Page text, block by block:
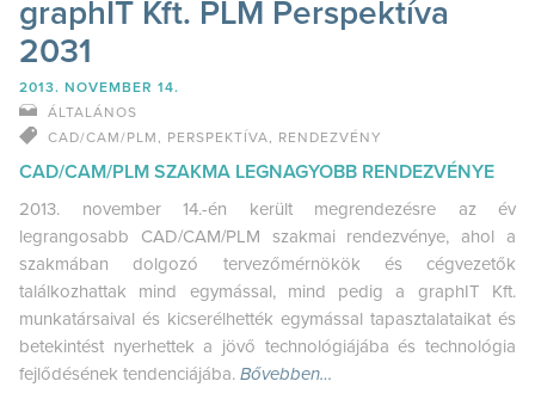
graphIT Kft. PLM Perspektíva
2031
2013. NOVEMBER 14.
ÁLTALÁNOS
CAD/CAM/PLM , PERSPEKTÍVA, RENDEZVÉNY
CAD/CAM/PLM SZAKMA LEGNAGYOBB RENDEZVÉNYE
2013. november 14.-én került megrendezésre az év
legrangosabb CAD/CAM/PLM szakmai rendezvénye, ahol a
szakmában dolgozó tervezőmérnökök és cégvezetők
találkozhattak mind egymással, mind pedig a graphIT Kft.
munkatársaival és kicserélhették egymással tapasztalataikat és
betekintést nyerhettek a jövő technológiájába és technológia
fejlődésének tendenciájába. Bővebben…